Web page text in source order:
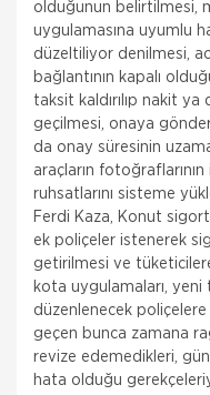
olduğunun belirtilmesi,
uygulamasına uyumlu
düzeltiliyor denilmesi,
bağlantının kapalı
taksit kaldırılıp nakit
geçilmesi, onaya
da onay süresinin
araçların
ruhsatlarını sisteme
Ferdi Kaza, Konut
ek poliçeler istenerek
getirilmesi ve
kota uygulamaları,
düzenlenecek
geçen bunca zamana
revize edemedikleri,
hata olduğu